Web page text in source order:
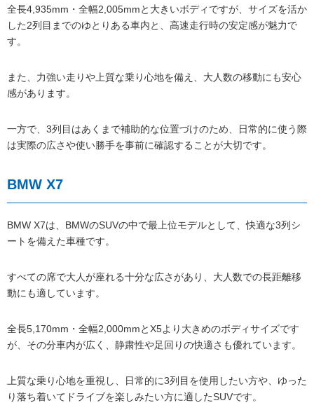
全長4,935mm・全幅2,005mmと大きいボディですが、サイズを活か
した2列目までのゆとりある車内と、高速走行時の安定感が魅力で
す。
また、力強い走りや上質な乗り心地を備え、大人数の移動にも安心
感があります。
一方で、3列目はあくまで補助的な位置づけのため、日常的に使う際
は実際の広さや使い勝手を事前に確認することが大切です。
BMW X7
BMW X7は、BMWのSUVの中で最上位モデルとして、快適な3列シ
ートを備えた車種です。
すべての席で大人が座れる十分な広さがあり、大人数での長距離移
動にも適しています。
全長5,170mm・全幅2,000mmとX5より大きめのボディサイズです
が、その分車内が広く、静粛性や足回りの快適さも優れています。
上質な乗り心地を重視し、日常的に3列目を使用したい方や、ゆった
り落ち着いてドライブを楽しみたい方に適したSUVです。